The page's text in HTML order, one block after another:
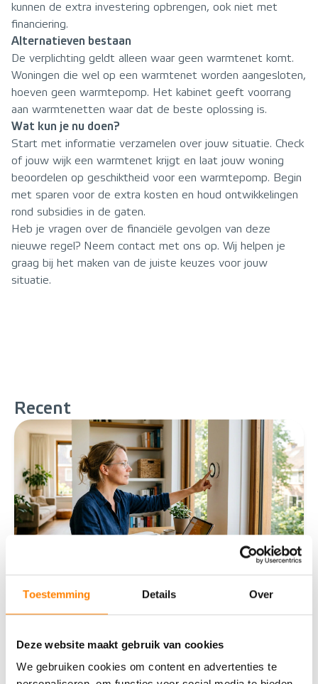
Toestemming Details Over
Deze website maakt gebruik van cookies
We gebruiken cookies om content en advertenties te
kunnen de extra investering opbrengen, ook niet met
financiering.
Alternatieven bestaan
De verplichting geldt alleen waar geen warmtenet komt.
Woningen die wel op een warmtenet worden aangesloten,
hoeven geen warmtepomp. Het kabinet geeft voorrang
aan warmtenetten waar dat de beste oplossing is.
Wat kun je nu doen?
Start met informatie verzamelen over jouw situatie. Check
of jouw wijk een warmtenet krijgt en laat jouw woning
beoordelen op geschiktheid voor een warmtepomp. Begin
met sparen voor de extra kosten en houd ontwikkelingen
rond subsidies in de gaten.
Heb je vragen over de financiële gevolgen van deze
nieuwe regel? Neem contact met ons op. Wij helpen je
graag bij het maken van de juiste keuzes voor jouw
situatie.
Recent
Slimme technologie: wat levert een
Wat is een smart home precies?Een smart home is
een woning waarin apparaten en systemen met